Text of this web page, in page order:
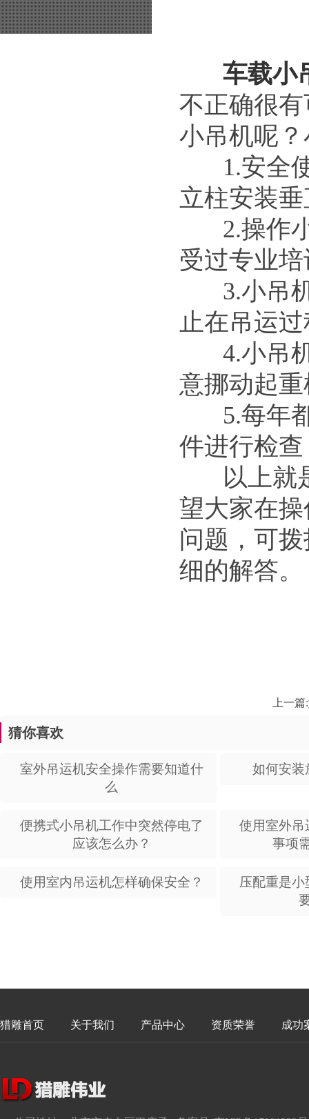
车载小
不正确很
小吊机呢
1.安全使
立柱安装
2.操作小
受过专业
3.小吊机
止在吊运
4.小吊机
意挪动起
5.每年都
件进行检
以上就
望大家在
问题，可
细的解答。
上一篇:
猜你喜欢
室外吊运机安全操作需要知道什
么
如何安装
便携式小吊机工作中突然停电了
应该怎么办？
使用室外吊
事项
使用室内吊运机怎样确保安全？
压配重是
猎雕首页 关于我们 产品中心 资质荣誉 成功